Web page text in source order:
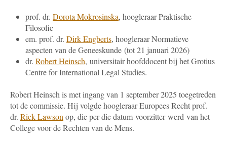
prof. dr. Dorota Mokrosinska, hoogleraar Praktische
Filosofie
em. prof. dr. Dirk Engberts, hoogleraar Normatieve
aspecten van de Geneeskunde (tot 21 januari 2026)
dr. Robert Heinsch, universitair hoofddocent bij het Grotius
Centre for International Legal Studies.
Robert Heinsch is met ingang van 1 september 2025 toegetreden
tot de commissie. Hij volgde hoogleraar Europees Recht prof.
dr. Rick Lawson op, die per die datum voorzitter werd van het
College voor de Rechten van de Mens.